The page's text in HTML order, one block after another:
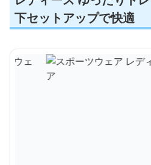
下セットアップで快適